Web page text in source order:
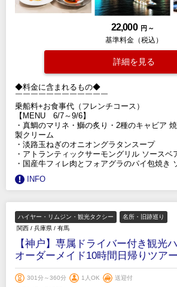
22,000 円 ～
基準料金（税込）
詳細を見る
◆料金に含まれるもの◆
￣￣￣￣￣￣￣￣￣￣￣￣
乗船料+お食事代（フレンチコース）
【MENU 6/7～9/6】
・真鯛のマリネ・鰤の炙り・2種のキャビア
製クリーム
・淡路玉ねぎのオニオングラタンスープ
・アトランティックサーモングリル ソースベ
・国産牛フィレ肉とフォアグラのパイ包焼き
INFO
ハイヤー・リムジン・観光タクシー
名所・旧跡巡り
関西 / 兵庫県 / 有馬
【神户】専属ドライバー付き観光
オーダーメイド10時間日帰りツアー
301分～360分 1人OK
送迎付